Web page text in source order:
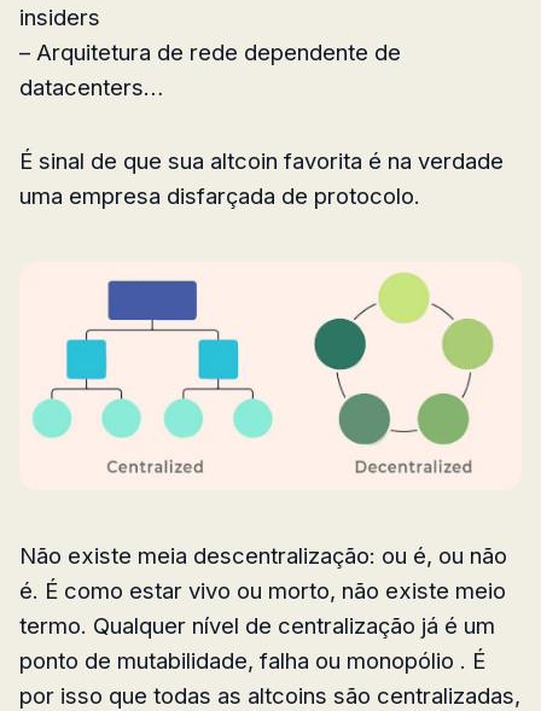
insiders
– Arquitetura de rede dependente de
datacenters…
É sinal de que sua altcoin favorita é na verdade
uma empresa disfarçada de protocolo.
Não existe meia descentralização: ou é, ou não
é. É como estar vivo ou morto, não existe meio
termo. Qualquer nível de centralização já é um
ponto de mutabilidade, falha ou monopólio . É
por isso que todas as altcoins são centralizadas,